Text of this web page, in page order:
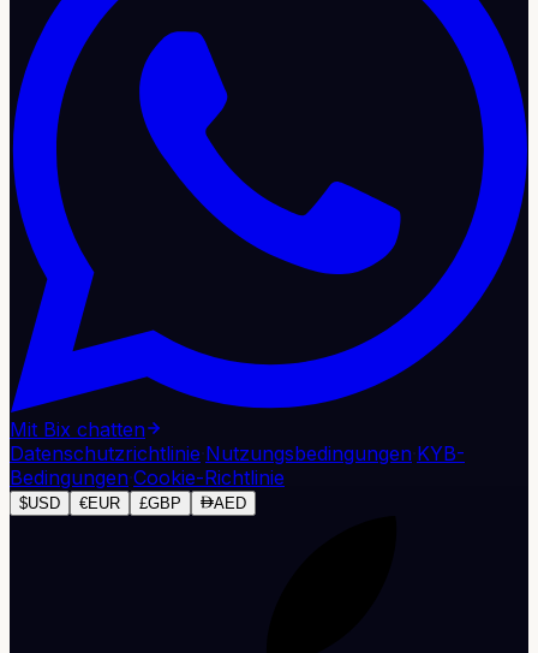
Mit Bix chatten
Datenschutzrichtlinie·Nutzungsbedingungen·KYB-
Bedingungen·Cookie-Richtlinie
$USD €EUR £GBP AED